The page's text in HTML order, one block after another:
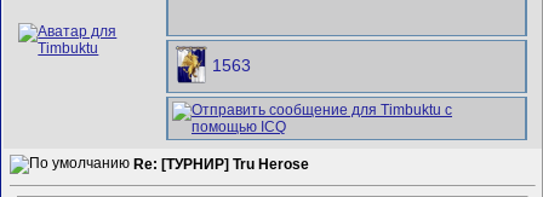
1563
Re: [ТУРНИР] Tru Herose